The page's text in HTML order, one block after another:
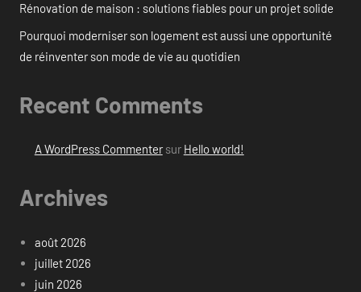
Rénovation de maison : solutions fiables pour un projet solide
Pourquoi moderniser son logement est aussi une opportunité
de réinventer son mode de vie au quotidien
Recent Comments
A WordPress Commentersur Hello world!
Archives
août 2026
juillet 2026
juin 2026